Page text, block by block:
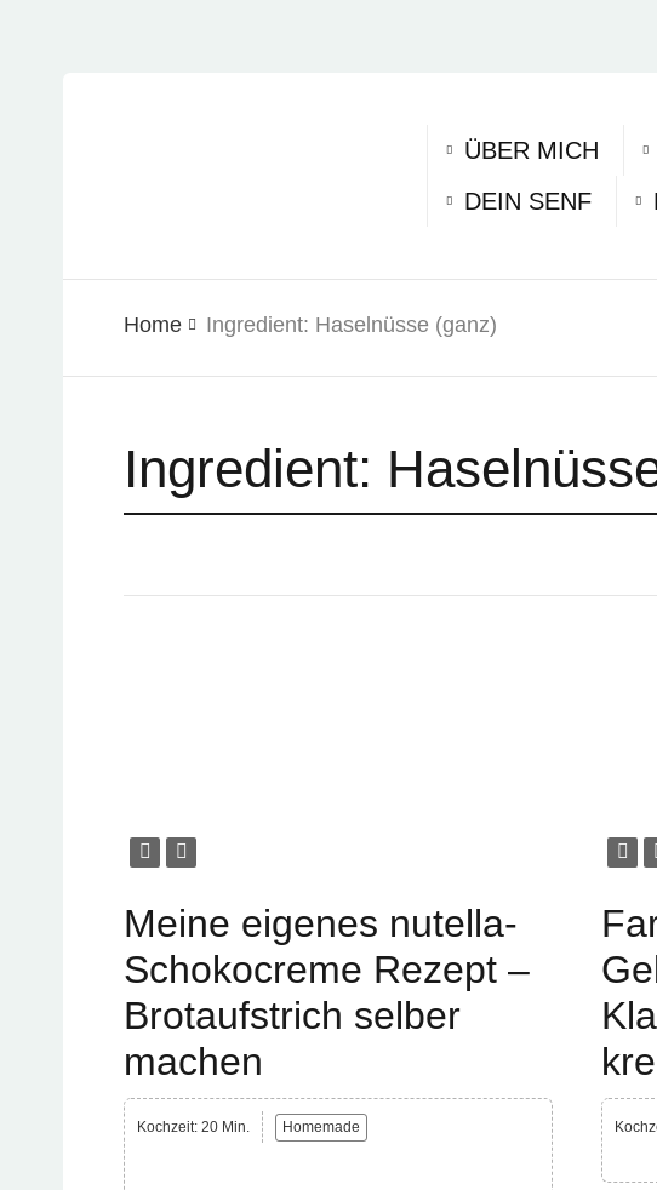
ÜBER MICH
DEIN SENF
Home Ingredient: Haselnüsse (ganz)
Ingredient:
Meine eigenes nutella-
Schokocreme Rezept –
Brotaufstrich selber
machen
Kochzeit: 20 Min. Homemade